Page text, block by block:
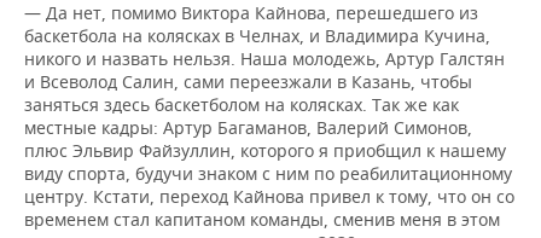
— Да нет, помимо Виктора Кайнова, перешедшего из
баскетбола на колясках в Челнах, и Владимира Кучина,
никого и назвать нельзя. Наша молодежь, Артур Галстян
и Всеволод Салин, сами переезжали в Казань, чтобы
заняться здесь баскетболом на колясках. Так же как
местные кадры: Артур Багаманов, Валерий Симонов,
плюс Эльвир Файзуллин, которого я приобщил к нашему
виду спорта, будучи знаком с ним по реабилитационному
центру. Кстати, переход Кайнова привел к тому, что он со
временем стал капитаном команды, сменив меня в этом